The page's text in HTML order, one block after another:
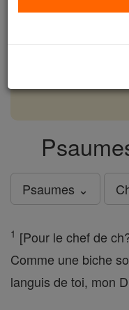
free for all. Be
Psaumes ⌄
1 [Pour le chef de
Comme une biche
languis de toi, mon